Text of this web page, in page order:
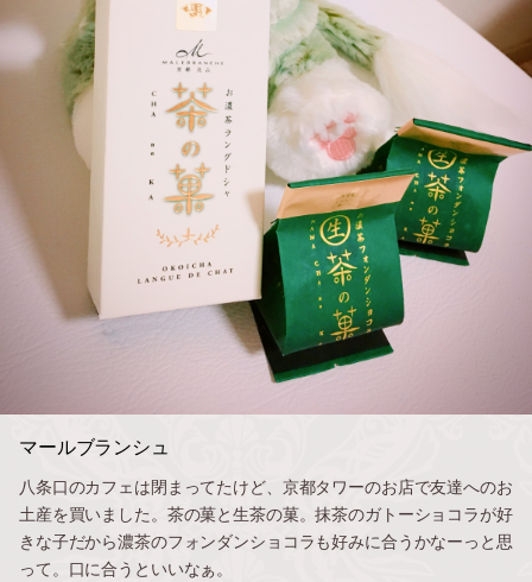
マールブランシュ
八条口のカフェは閉まってたけど、京都タワーのお店で友達へのお
土産を買いました。茶の菓と生茶の菓。抹茶のガトーショコラが好
きな子だから濃茶のフォンダンショコラも好みに合うかなーっと思
って。口に合うといいなぁ。